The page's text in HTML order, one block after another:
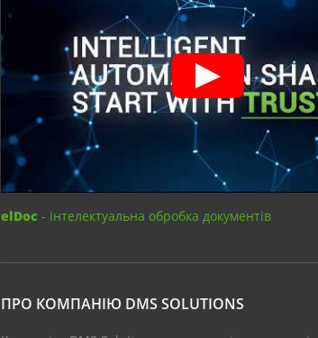
elDoc - інтелектуальна обробка документів
ПРО КОМПАНІЮ DMS SOLUTIONS